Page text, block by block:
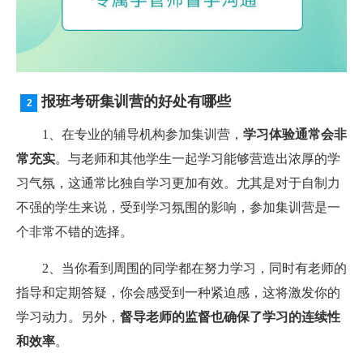
报班考研集训营的好处有哪些
1、在专业的辅导机构参加集训营， 学习体验通常会非
常充实。与老师和其他学生一起学习能够营造出浓厚的学
习气氛，这通常比独自学习更加有效。尤其是对于自制力
不强的学生来说，受到学习氛围的影响，参加集训营是一
个非常不错的选择。
2、当你看到周围的同学都在努力学习，同时有老师的
指导和定期答疑，你会感受到一种紧迫感，这将激发你的
学习动力。另外， 督导老师的监督也确保了学习的连续性
和效率。